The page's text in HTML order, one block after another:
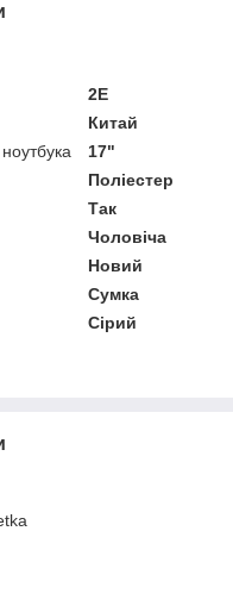
2E
Китай
17"
Поліестер
Так
Чоловіча
Новий
Сумка
Сірий